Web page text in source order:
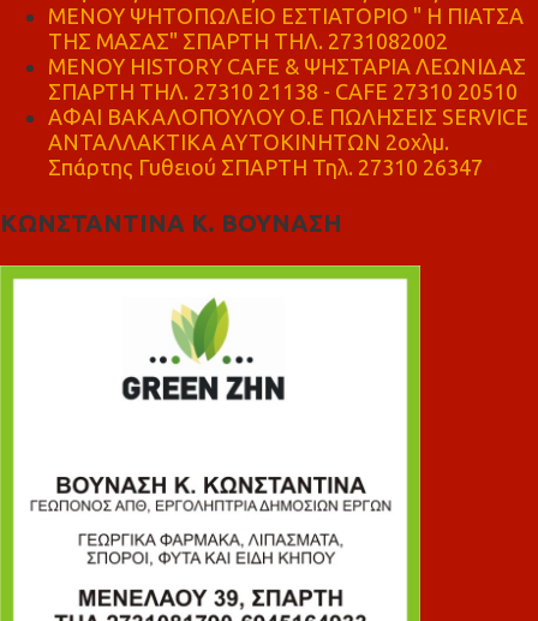
ΜΕΝΟΥ ΨΗΤΟΠΩΛΕΙΟ ΕΣΤΙΑΤΟΡΙΟ " Η ΠΙΑΤΣΑ
ΤΗΣ ΜΑΣΑΣ" ΣΠΑΡΤΗ ΤΗΛ. 2731082002
ΜΕΝΟΥ HISTORY CAFE & ΨΗΣΤΑΡΙΑ ΛΕΩΝΙΔΑΣ
ΣΠΑΡΤΗ ΤΗΛ. 27310 21138 - CAFE 27310 20510
ΑΦΑΙ ΒΑΚΑΛΟΠΟΥΛΟΥ Ο.Ε ΠΩΛΗΣΕΙΣ SERVICE
ΑΝΤΑΛΛΑΚΤΙΚΑ ΑΥΤΟΚΙΝΗΤΩΝ 2οχλμ.
Σπάρτης Γυθειού ΣΠΑΡΤΗ Τηλ. 27310 26347
ΚΩΝΣΤΑΝΤΙΝΑ Κ. ΒΟΥΝΑΣΗ